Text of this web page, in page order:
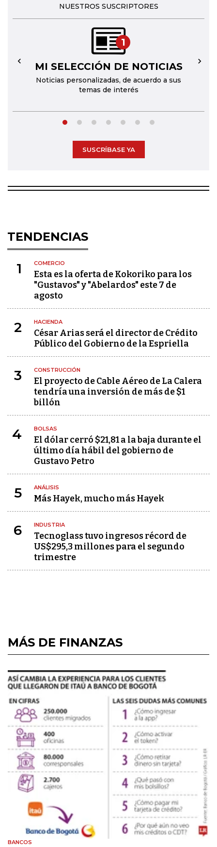
NUESTROS SUSCRIPTORES
1
MI SELECCIÓN DE NOTICIAS
Noticias personalizadas, de acuerdo a sus
temas de interés
← →
SUSCRÍBASE YA
TENDENCIAS
1 COMERCIO
Esta es la oferta de Kokoriko para los
"Gustavos" y "Abelardos" este 7 de
agosto
2 HACIENDA
César Arias será el director de Crédito
Público del Gobierno de la Espriella
3 CONSTRUCCIÓN
El proyecto de Cable Aéreo de La Calera
tendría una inversión de más de $1
billón
4 BOLSAS
El dólar cerró $21,81 a la baja durante el
último día hábil del gobierno de
Gustavo Petro
5 ANÁLISIS
Más Hayek, mucho más Hayek
6 INDUSTRIA
Tecnoglass tuvo ingresos récord de
US$295,3 millones para el segundo
trimestre
MÁS DE FINANZAS
BANCOS